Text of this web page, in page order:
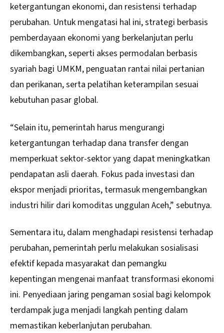
ketergantungan ekonomi, dan resistensi terhadap
perubahan. Untuk mengatasi hal ini, strategi berbasis
pemberdayaan ekonomi yang berkelanjutan perlu
dikembangkan, seperti akses permodalan berbasis
syariah bagi UMKM, penguatan rantai nilai pertanian
dan perikanan, serta pelatihan keterampilan sesuai
kebutuhan pasar global.
“Selain itu, pemerintah harus mengurangi
ketergantungan terhadap dana transfer dengan
memperkuat sektor-sektor yang dapat meningkatkan
pendapatan asli daerah. Fokus pada investasi dan
ekspor menjadi prioritas, termasuk mengembangkan
industri hilir dari komoditas unggulan Aceh,” sebutnya.
Sementara itu, dalam menghadapi resistensi terhadap
perubahan, pemerintah perlu melakukan sosialisasi
efektif kepada masyarakat dan pemangku
kepentingan mengenai manfaat transformasi ekonomi
ini. Penyediaan jaring pengaman sosial bagi kelompok
terdampak juga menjadi langkah penting dalam
memastikan keberlanjutan perubahan.